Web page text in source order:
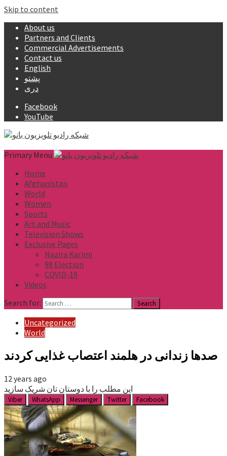
Skip to content
About us
Partners and Clients
Commercial Advertisements
Contact us
English
پشتو
دری
Facebook
YouTube
Primary Menu
Home
Afghanistan
World
Women
Sports
Art and Music
Television Shows
Exclusive Pages
Nazira Karimi
98 Election
COVID-19
Videos
Search for:
Uncategorized
World
صدها زندانی در هلمند اعتصاب غذایی کردند
12 years ago
این مطلب را با دوستان تان شریک سازید
Viber WhatsApp Messenger Twitter Facebook